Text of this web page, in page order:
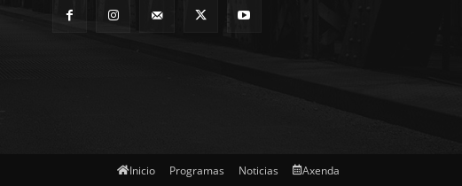
Inicio Programas Noticias Axenda